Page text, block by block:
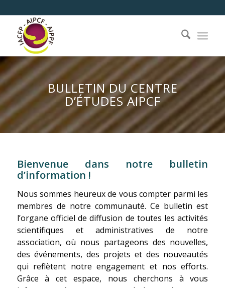
BULLETIN DU CENTRE
D’ÉTUDES AIPCF
Bienvenue dans notre bulletin
d’information !
Nous sommes heureux de vous compter parmi les
membres de notre communauté. Ce bulletin est
l’organe officiel de diffusion de toutes les activités
scientifiques et administratives de notre
association, où nous partageons des nouvelles,
des événements, des projets et des nouveautés
qui reflètent notre engagement et nos efforts.
Grâce à cet espace, nous cherchons à vous